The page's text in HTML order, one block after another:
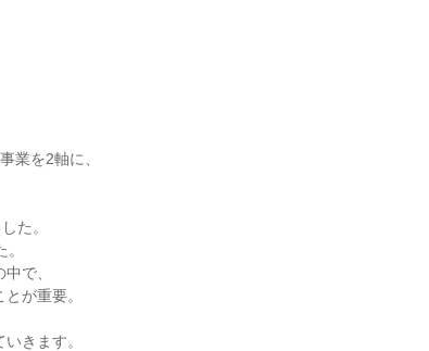
業を2軸に、
た。
で、
が重要。
きます。